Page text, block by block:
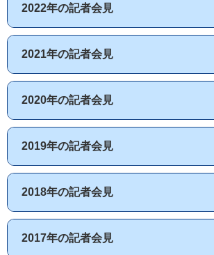
2022年の記者会見
2021年の記者会見
2020年の記者会見
2019年の記者会見
2018年の記者会見
2017年の記者会見